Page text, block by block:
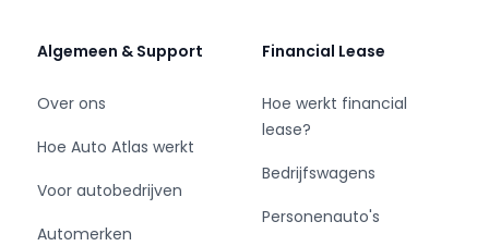
Algemeen & Support
Over ons
Hoe Auto Atlas werkt
Voor autobedrijven
Automerken
Financial Lease
Hoe werkt financial
lease?
Bedrijfswagens
Personenauto's